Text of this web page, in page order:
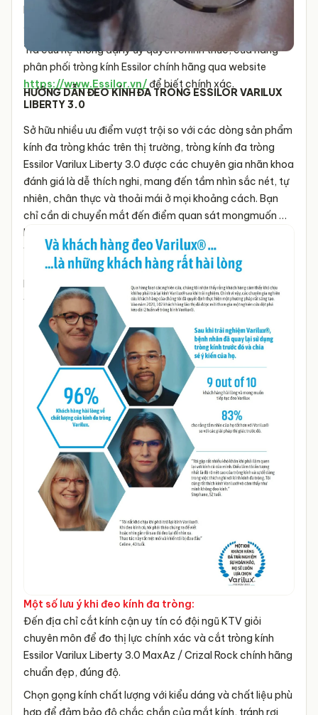
Liberty 3.0được niêm yết trên Catalogue hãng tại các
đại lý phân phối tròng kính Essilor
Tra cứu hệ thống đại lý ủy quyền chính thức, cửa hàng
phân phối tròng kính Essilor chính hãng qua website
https://www.Essilor.vn/để biết chính xác.
HƯỚNG DẪN ĐEO KÍNH ĐA TRÒNG ESSILOR VARILUX
LIBERTY 3.0
Sở hữu nhiều ưu điểm vượt trội so với các dòng sản phẩm
kính đa tròng khác trên thị trường, tròng kính đa tròng
Essilor Varilux Liberty 3.0 được các chuyên gia nhãn khoa
đánh giá là dễ thích nghi, mang đến tầm nhìn sắc nét, tự
nhiên, chân thực và thoải mái ở mọi khoảng cách. Bạn
chỉ cần di chuyển mắt đến điểm quan sát mongmuốn mà
không cần phải đổi tư thế, nghiêng đầu, vai, cổ, kéo sát
vật,...Tuy nhiên, vì kính đa tròng là loại kính kết hợp đa
tiêu cự trên cùng 1 cặp mắt kính nên đối với những người
lần đầu đeo kính đa tròng sẽ cần có thời gian làm quen
với các vị trí vùng nhìn: gần - trung - xa.
Một số lưu ý khi đeo kính đa tròng:
Đến địa chỉ cắt kính cận uy tín có đội ngũ KTV giỏi
chuyên môn để đo thị lực chính xác và cắt tròng kính
Essilor Varilux Liberty 3.0 MaxAz / Crizal Rock chính hãng
chuẩn đẹp, đúng độ.
Chọn gọng kính chất lượng với kiểu dáng và chất liệu phù
hợp để đảm bảo độ chắc chắn của mắt kính, tránh rơi